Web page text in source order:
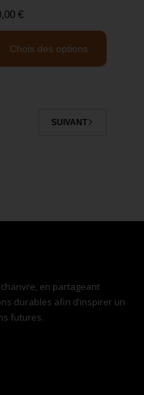
€
Choix des options
SUIVANT
en partageant
durables afin d’inspirer un
futures.